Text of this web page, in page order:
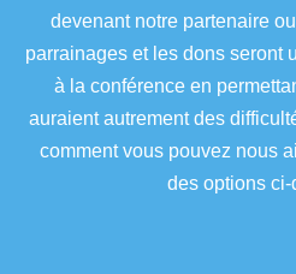
devenant notre partenaire
parrainages et les dons seront
à la conférence en
auraient autrement des
comment vous pouvez nous
des options ci-